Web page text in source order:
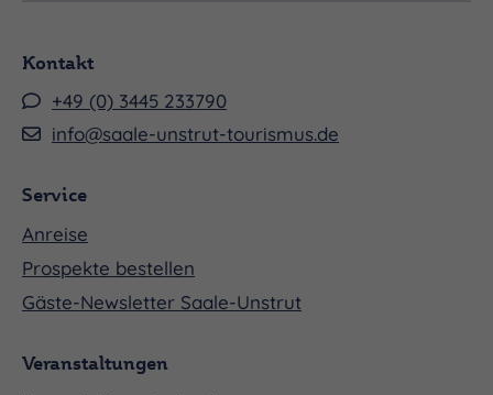
Kontakt
+49 (0) 3445 233790
info@saale-unstrut-tourismus.de
Service
Anreise
Prospekte bestellen
Gäste-Newsletter Saale-Unstrut
Veranstaltungen